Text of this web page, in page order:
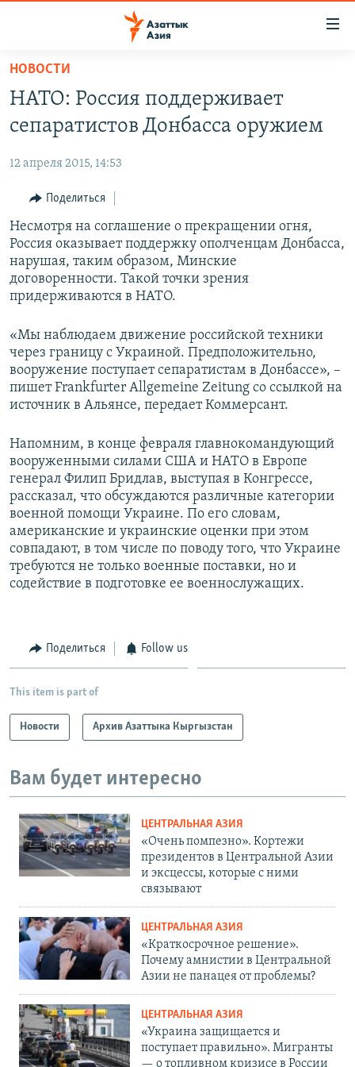
Вернуться
основному
содержанию
Вернутся
навигации
Вернутся
поиску
УЗБЕКИСТАН
ТАДЖИКИСТАН
ВОЙНА В УКРАИНЕ
НА ДРУГИХ ЯЗЫКАХ
ҚАЗАҚША
КЫРГЫЗЧА
ЎЗБЕКЧА
ТОҶИКӢ
Все сайты РСЕ/РС
НОВОСТИ
НАТО: Россия поддерживает
сепаратистов Донбасса оружием
12 апреля 2015, 14:53
Поделиться
Несмотря на соглашение о прекращении огня,
Россия оказывает поддержку ополченцам Донбасса,
нарушая, таким образом, Минские
договоренности. Такой точки зрения
придерживаются в НАТО.
«Мы наблюдаем движение российской техники
через границу с Украиной. Предположительно,
вооружение поступает сепаратистам в Донбассе», –
пишет Frankfurter Allgemeine Zeitung со ссылкой на
источник в Альянсе, передает Коммерсант.
Напомним, в конце февраля главнокомандующий
вооруженными силами США и НАТО в Европе
генерал Филип Бридлав, выступая в Конгрессе,
рассказал, что обсуждаются различные категории
военной помощи Украине. По его словам,
американские и украинские оценки при этом
совпадают, в том числе по поводу того, что Украине
требуются не только военные поставки, но и
содействие в подготовке ее военнослужащих.
Поделиться Follow us
This item is part of
Новости Архив Азаттыка Кыргызстан
Вам будет интересно
ЦЕНТРАЛЬНАЯ АЗИЯ
«Очень помпезно». Кортежи
президентов в Центральной Азии
и эксцессы, которые с ними
связывают
ЦЕНТРАЛЬНАЯ АЗИЯ
«Краткосрочное решение».
Почему амнистии в Центральной
Азии не панацея от проблемы?
ЦЕНТРАЛЬНАЯ АЗИЯ
«Украина защищается и
поступает правильно». Мигранты
— о топливном кризисе в России